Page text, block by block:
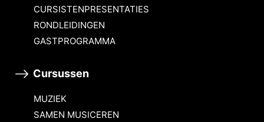
CURSISTENPRESENTATIES
RONDLEIDINGEN
GASTPROGRAMMA
Cursussen
MUZIEK
SAMEN MUSICEREN